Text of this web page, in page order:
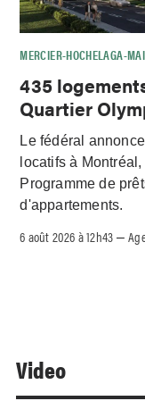
MERCIER-HOCHELAGA-
435
Quartier
Le fédéral
locatifs à
Programme de
d'appartements.
6 août 2026 à 12h43 –
Video